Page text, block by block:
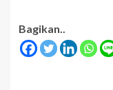
Bagikan..